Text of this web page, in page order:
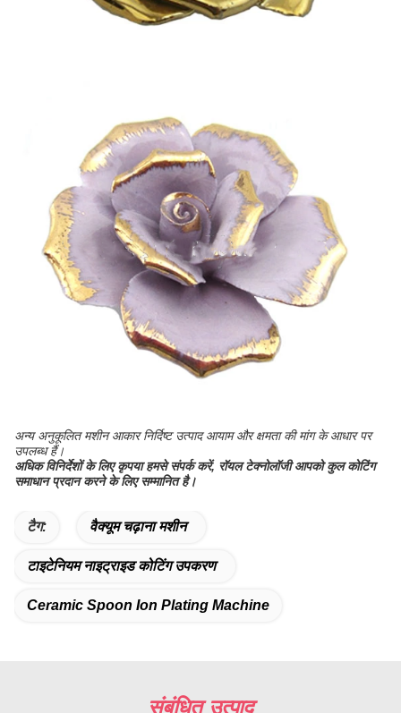
अन्य अनुकूलित मशीन आकार निर्दिष्ट उत्पाद आयाम और क्षमता की मांग के आधार पर
उपलब्ध हैं।
अधिक विनिर्देशों के लिए कृपया हमसे संपर्क करें, रॉयल टेक्नोलॉजी आपको कुल कोटिंग
समाधान प्रदान करने के लिए सम्मानित है।
टैग: वैक्यूम चढ़ाना मशीन
टाइटेनियम नाइट्राइड कोटिंग उपकरण
Ceramic Spoon Ion Plating Machine
संबंधित उत्पाद